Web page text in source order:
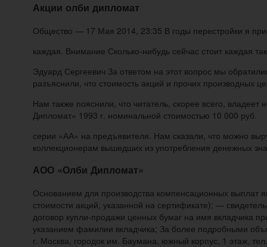
Акции олби дипломат
Общество — 17 Мая 2014, 23:35 В годы перестройки я
каждая. Внимание Сколько-нибудь сейчас стоит каждая
Эдуард Сергеевич За ответом на этот вопрос мы
разъяснили, что стоимость акций и прочих
Нам также пояснили, что читатель, скорее всего,
Дипломат» 1993 г. номинальной стоимостью 10 000 руб.
серии «АА» на предъявителя. Нам сказали, что можно
коллекционерам вышедших из употребления денежных
АОО «Олби Дипломат»
Основанием для производства компенсационных
стоимости акций, указанной на сертификате); —
договор купли-продажи ценных бумаг на имя вкладчика
указанием фамилии вкладчика; За более подробными
г. Москва, городок им. Баумана, южный корпус, 1 этаж, тел.